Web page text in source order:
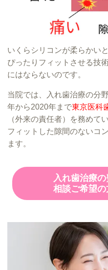
いくらシリコンが柔らかい
ぴったりフィットさせる技
にはならないのです。
当院では、入れ歯治療の分
年から2020年まで東京医科
（外来の責任者）を務めて
フィットした隙間のないコ
ます。
入れ歯治療
相談ご希望